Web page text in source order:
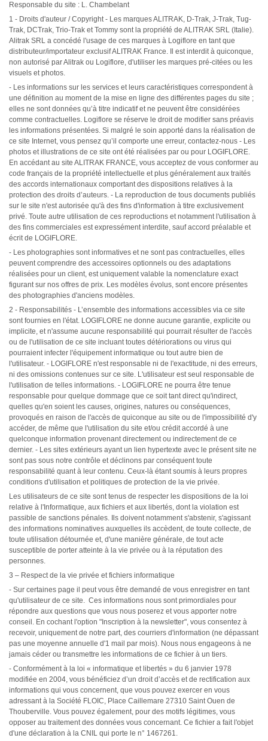
Responsable du site : L. Chambelant
1 - Droits d'auteur / Copyright - Les marques ALITRAK, D-Trak, J-Trak, Tug-
Trak, DCTrak, Trio-Trak et Tommy sont la propriété de ALITRAK SRL (Italie).
Alitrak SRL a concédé l'usage de ces marques à Logiflore en tant que
distributeur/importateur exclusif ALITRAK France. Il est interdit à quiconque,
non autorisé par Alitrak ou Logiflore, d'utiliser les marques pré-citées ou les
visuels et photos.
- Les informations sur les services et leurs caractéristiques correspondent à
une définition au moment de la mise en ligne des différentes pages du site ;
elles ne sont données qu’à titre indicatif et ne peuvent être considérées
comme contractuelles. Logiflore se réserve le droit de modifier sans préavis
les informations présentées. Si malgré le soin apporté dans la réalisation de
ce site Internet, vous pensez qu’il comporte une erreur, contactez-nous - Les
photos et illustrations de ce site ont été réalisées par ou pour LOGIFLORE.
En accédant au site ALITRAK FRANCE, vous acceptez de vous conformer au
code français de la propriété intellectuelle et plus généralement aux traités
des accords internationaux comportant des dispositions relatives à la
protection des droits d’auteurs. - La reproduction de tous documents publiés
sur le site n'est autorisée qu'à des fins d'information à titre exclusivement
privé. Toute autre utilisation de ces reproductions et notamment l'utilisation à
des fins commerciales est expressément interdite, sauf accord préalable et
écrit de LOGIFLORE.
- Les photographies sont informatives et ne sont pas contractuelles, elles
peuvent comprendre des accessoires optionnels ou des adaptations
réalisées pour un client, est uniquement valable la nomenclature exact
figurant sur nos offres de prix. Les modèles évolus, sont encore présentes
des photographies d'anciens modèles.
2 - Responsabilités - L’ensemble des informations accessibles via ce site
sont fournies en l'état. LOGIFLORE ne donne aucune garantie, explicite ou
implicite, et n'assume aucune responsabilité qui pourrait résulter de l'accès
ou de l'utilisation de ce site incluant toutes détériorations ou virus qui
pourraient infecter l'équipement informatique ou tout autre bien de
l'utilisateur. - LOGIFLORE n'est responsable ni de l'exactitude, ni des erreurs,
ni des omissions contenues sur ce site. L'utilisateur est seul responsable de
l'utilisation de telles informations. - LOGIFLORE ne pourra être tenue
responsable pour quelque dommage que ce soit tant direct qu'indirect,
quelles qu'en soient les causes, origines, natures ou conséquences,
provoqués en raison de l'accès de quiconque au site ou de l'impossibilité d'y
accéder, de même que l'utilisation du site et/ou crédit accordé à une
quelconque information provenant directement ou indirectement de ce
dernier. - Les sites extérieurs ayant un lien hypertexte avec le présent site ne
sont pas sous notre contrôle et déclinons par conséquent toute
responsabilité quant à leur contenu. Ceux-là étant soumis à leurs propres
conditions d'utilisation et politiques de protection de la vie privée.
Les utilisateurs de ce site sont tenus de respecter les dispositions de la loi
relative à l'Informatique, aux fichiers et aux libertés, dont la violation est
passible de sanctions pénales. Ils doivent notamment s'abstenir, s'agissant
des informations nominatives auxquelles ils accèdent, de toute collecte, de
toute utilisation détournée et, d'une manière générale, de tout acte
susceptible de porter atteinte à la vie privée ou à la réputation des
personnes.
3 – Respect de la vie privée et fichiers informatique
- Sur certaines page il peut vous être demandé de vous enregistrer en tant
qu'utilisateur de ce site. Ces informations nous sont primordiales pour
répondre aux questions que vous nous poserez et vous apporter notre
conseil. En cochant l'option "Inscription à la newsletter", vous consentez à
recevoir, uniquement de notre part, des courriers d'information (ne dépassant
pas une moyenne annuelle d'1 mail par mois). Nous nous engageons à ne
jamais céder ou transmettre les informations de ce fichier à un tiers.
- Conformément à la loi « informatique et libertés » du 6 janvier 1978
modifiée en 2004, vous bénéficiez d’un droit d’accès et de rectification aux
informations qui vous concernent, que vous pouvez exercer en vous
adressant à la Société FLOIC, Place Caillemare 27310 Saint Ouen de
Thouberville. Vous pouvez également, pour des motifs légitimes, vous
opposer au traitement des données vous concernant. Ce fichier a fait l'objet
d'une déclaration à la CNIL qui porte le n° 1467261.